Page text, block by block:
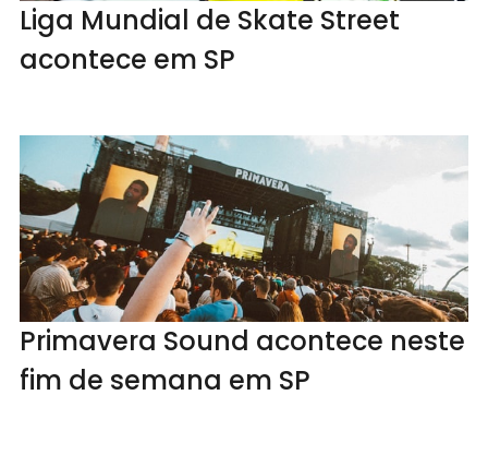
Liga Mundial de Skate Street
acontece em SP
Primavera Sound acontece neste
fim de semana em SP